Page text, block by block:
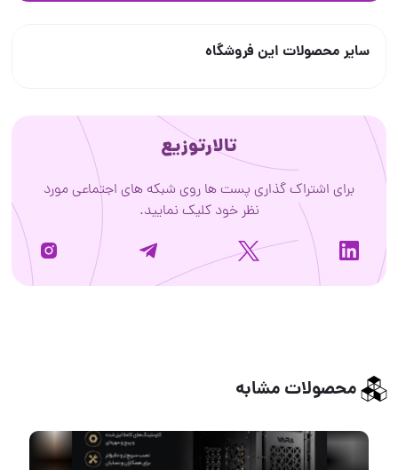
سایر محصولات این فروشگاه
تالارتوزیع
برای اشتراک گذاری پست ها روی شبکه های اجتماعی مورد
نظر خود کلیک نمایید.
محصولات مشابه